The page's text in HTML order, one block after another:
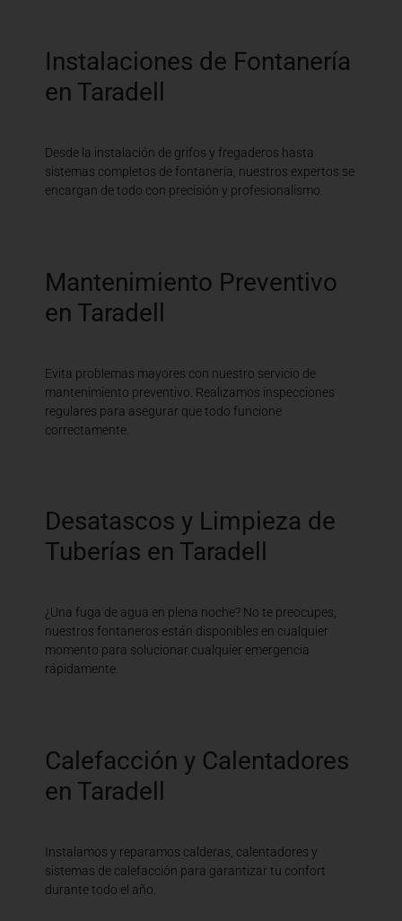
Instalaciones de Fontanería
en Taradell
Desde la instalación de grifos y fregaderos hasta
sistemas completos de fontanería, nuestros expertos se
encargan de todo con precisión y profesionalismo.
Mantenimiento Preventivo
en Taradell
Evita problemas mayores con nuestro servicio de
mantenimiento preventivo. Realizamos inspecciones
regulares para asegurar que todo funcione
correctamente.
Desatascos y Limpieza de
Tuberías en Taradell
¿Una fuga de agua en plena noche? No te preocupes,
nuestros fontaneros están disponibles en cualquier
momento para solucionar cualquier emergencia
rápidamente.
Calefacción y Calentadores
en Taradell
Instalamos y reparamos calderas, calentadores y
sistemas de calefacción para garantizar tu confort
durante todo el año.